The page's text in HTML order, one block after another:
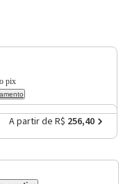
pix
A partir de R$ 256,40